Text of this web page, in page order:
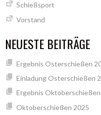
Schießsport
Vorstand
NEUESTE BEITRÄGE
Ergebnis Osterschießen
Einladung Osterschießen
Ergebnis
Oktoberschießen 2025